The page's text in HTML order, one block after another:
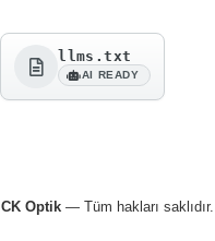
llms.txt
AI READY
CK Optik— Tüm hakları saklıdır.